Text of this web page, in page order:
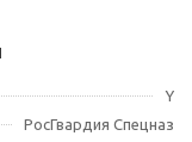
Y
РосГвардия Спецназ